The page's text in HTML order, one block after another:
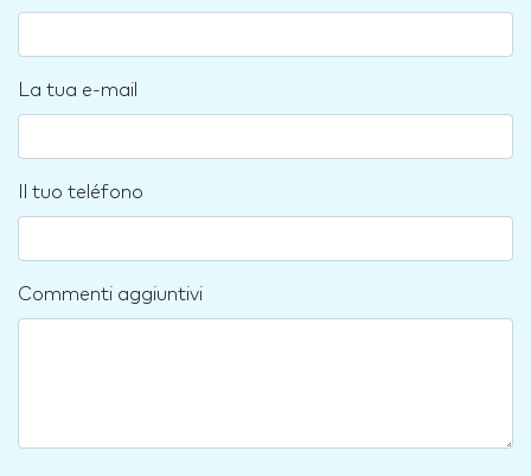
La tua e-mail
Il tuo teléfono
Commenti aggiuntivi